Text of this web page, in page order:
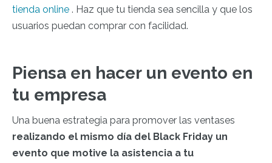
tienda online . Haz que tu tienda sea sencilla y que los
usuarios puedan comprar con facilidad.
Piensa en hacer un evento en
tu empresa
Una buena estrategia para promover las ventases
realizando el mismo día del Black Friday un
evento que motive la asistencia a tu